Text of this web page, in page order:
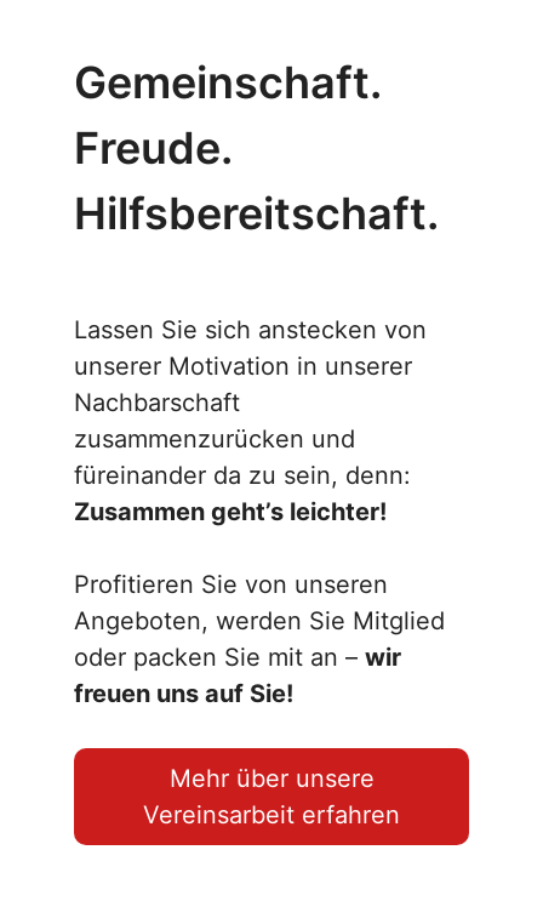
Gemeinschaft.
Freude.
Hilfsbereitschaft.
Lassen Sie sich anstecken von
unserer Motivation in unserer
Nachbarschaft
zusammenzurücken und
füreinander da zu sein, denn:
Zusammen geht’s leichter!
Profitieren Sie von unseren
Angeboten, werden Sie Mitglied
oder packen Sie mit an –wir
freuen uns auf Sie!
Mehr über unsere
Vereinsarbeit erfahren